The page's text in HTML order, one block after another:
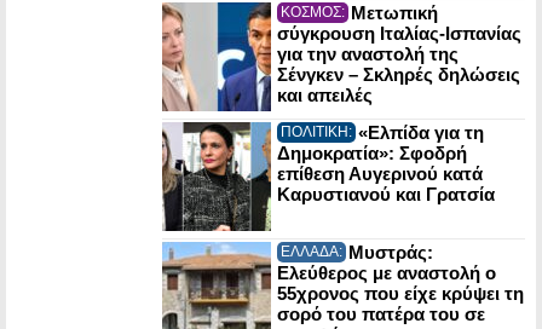
ΚΟΣΜΟΣ: Μετωπική
σύγκρουση Ιταλίας-Ισπανίας
για την αναστολή της
Σένγκεν – Σκληρές δηλώσεις
και απειλές
ΠΟΛΙΤΙΚΗ: «Ελπίδα για τη
Δημοκρατία»: Σφοδρή
επίθεση Αυγερινού κατά
Καρυστιανού και Γρατσία
ΕΛΛΑΔΑ: Μυστράς:
Ελεύθερος με αναστολή ο
55χρονος που είχε κρύψει τη
σορό του πατέρα του σε